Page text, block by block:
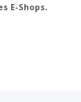
E-Shops.